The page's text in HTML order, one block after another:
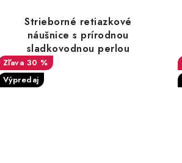
Strieborné retiazkové
náušnice s prírodnou
sladkovodnou perlou
30 %
Výpredaj